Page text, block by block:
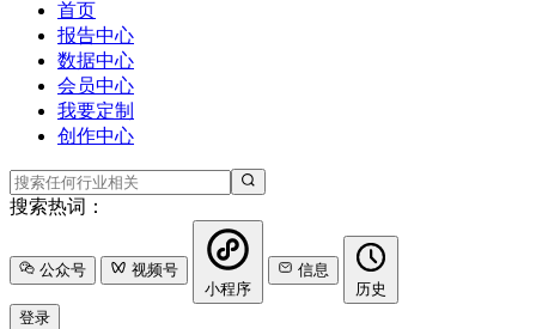
首页
报告中心
数据中心
会员中心
我要定制
创作中心
搜索热词：
公众号
视频号
小程序
信息
历史
登录